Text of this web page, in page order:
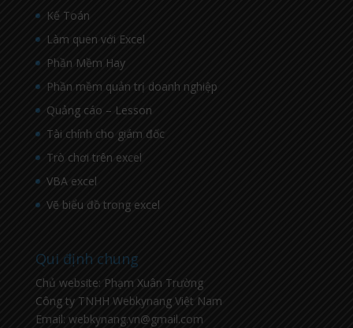
Kế Toán
Làm quen với Excel
Phần Mềm Hay
Phần mềm quản trị doanh nghiệp
Quảng cáo – Lesson
Tài chính cho giám đốc
Trò chơi trên excel
VBA excel
Vẽ biểu đồ trong excel
Qui định chung
Chủ website: Phạm Xuân Trường
Công ty TNHH Webkynang Việt Nam
Email: webkynang.vn@gmail.com